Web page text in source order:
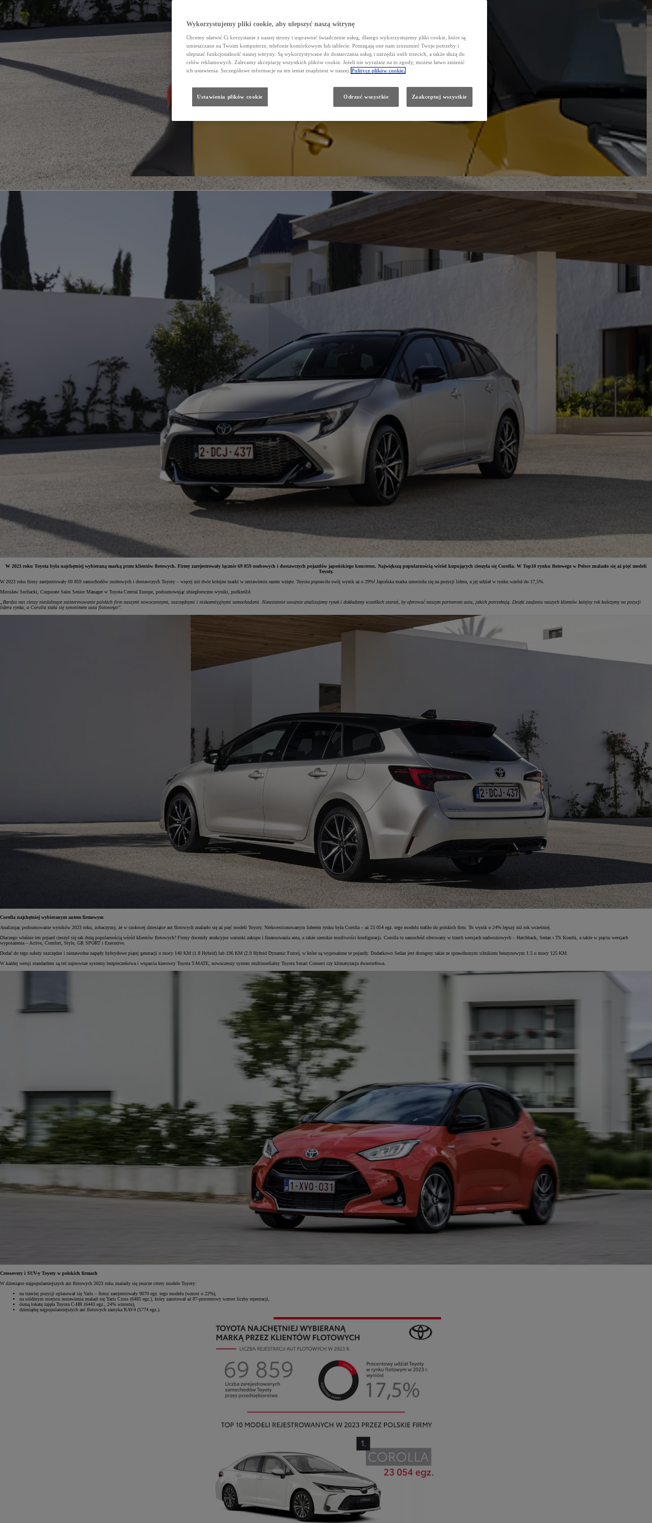
Yaris Cross
HYBRID
W 2023 roku Toyota była najchętniej wybieraną marką przez klientów flotowych. Firmy zarejestrowały łącznie 69 859 osobowych i dostawczych pojazdów japońskiego koncernu. Największą popularnością wśród kupujących cieszyła się Corolla. W Top10 rynku flotowego w Polsce znalazło się aż pięć modeli
Toyoty.
W 2023 roku firmy zarejestrowały 69 859 samochodów osobowych i dostawczych Toyoty – więcej niż dwie kolejne marki w zestawieniu razem wzięte. Toyota poprawiła swój wynik aż o 29%! Japońska marka umocniła się na pozycji lidera, a jej udział w rynku wzrósł do 17,5%.
Mirosław Sochacki, Corporate Sales Senior Manager w Toyota Central Europe, podsumowując ubiegłoroczne wyniki, podkreślił:
„Bardzo nas cieszy niesłabnące zainteresowanie polskich firm naszymi nowoczesnymi, oszczędnymi i niskoemisyjnymi samochodami. Nieustannie uważnie analizujemy rynek i dokładamy wszelkich starań, by oferować naszym partnerom auta, jakich potrzebują. Dzięki zaufaniu naszych klientów kolejny rok kończymy na pozycji
lidera rynku, a Corolla stała się synonimem auta flotowego”.
Corolla najchętniej wybieranym autem firmowym
Analizując podsumowanie wyników 2023 roku, zobaczymy, że w czołowej dziesiątce aut flotowych znalazło się aż pięć modeli Toyoty. Niekwestionowanym liderem rynku była Corolla – aż 23 054 egz. tego modelu trafiło do polskich firm. To wynik o 24% lepszy niż rok wcześniej.
Dlaczego właśnie ten pojazd cieszył się tak dużą popularnością wśród klientów flotowych? Firmy doceniły atrakcyjne warunki zakupu i finansowania auta, a także szerokie możliwości konfiguracji. Corolla to samochód oferowany w trzech wersjach nadwoziowych – Hatchback, Sedan i TS Kombi, a także w pięciu wersjach
wyposażenia – Active, Comfort, Style, GR SPORT i Executive.
Dodać do tego należy oszczędne i niezawodne napędy hybrydowe piątej generacji o mocy 140 KM (1.8 Hybrid) lub 196 KM (2.0 Hybrid Dynamic Force), w które są wyposażone te pojazdy. Dodatkowo Sedan jest dostępny także ze sprawdzonym silnikiem benzynowym 1.5 o mocy 125 KM.
W każdej wersji standardem są też najnowsze systemy bezpieczeństwa i wsparcia kierowcy Toyota T-MATE, nowoczesny system multimedialny Toyota Smart Connect czy klimatyzacja dwustrefowa.
Crossovery i SUV-y Toyoty w polskich firmach
W dziesiątce najpopularniejszych aut flotowych 2023 roku znalazły się jeszcze cztery modele Toyoty:
na trzeciej pozycji uplasował się Yaris – firmy zarejestrowały 9070 egz. tego modelu (wzrost o 22%),
na siódmym miejscu zestawienia znalazł się Yaris Cross (6485 egz.), który zanotował aż 87-procentowy wzrost liczby rejestracji,
ósmą lokatę zajęła Toyota C-HR (6443 egz., 24% wzrostu),
dziesiątkę najpopularniejszych aut flotowych zamyka RAV4 (5774 egz.).
Wykorzystujemy pliki cookie, aby ulepszyć naszą witrynę
Chcemy ułatwić Ci korzystanie z naszej strony i usprawnić świadczenie usług, dlatego wykorzystujemy pliki cookie, które są
umieszczane na Twoim komputerze, telefonie komórkowym lub tablecie. Pomagają one nam zrozumieć Twoje potrzeby i
ulepszać funkcjonalność naszej witryny. Są wykorzystywane do dostarczania usług i narzędzi osób trzecich, a także służą do
celów reklamowych. Zalecamy akceptację wszystkich plików cookie. Jeżeli nie wyrażasz na to zgody, możesz łatwo zmienić
ich ustawienia. Szczegółowe informacje na ten temat znajdziesz w naszej Polityce plików cookie.
Ustawienia plików cookie Odrzuć wszystkie Zaakceptuj wszystkie